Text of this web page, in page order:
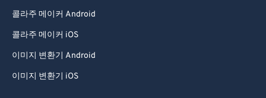
콜라주 메이커 Android
콜라주 메이커 iOS
이미지 변환기 Android
이미지 변환기 iOS